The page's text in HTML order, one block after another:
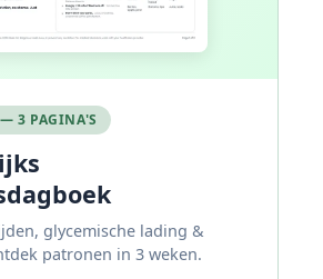
3 PAGINA'S
glycemische lading &
patronen in 3 weken.